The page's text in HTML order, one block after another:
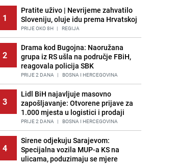
1
Pratite uživo | Nevrijeme zahvatilo
Sloveniju, oluje idu prema Hrvatskoj
PRIJE OKO 8H | REGIJA
2
Drama kod Bugojna: Naoružana
grupa iz RS ušla na područje FBiH,
reagovala policija SBK
PRIJE 2 DANA | BOSNA I HERCEGOVINA
3
Lidl BiH najavljuje masovno
zapošljavanje: Otvorene prijave za
1.000 mjesta u logistici i prodaji
PRIJE 2 DANA | BOSNA I HERCEGOVINA
4
Sirene odjekuju Sarajevom:
Specijalna vozila MUP-a KS na
ulicama, poduzimaju se mjere